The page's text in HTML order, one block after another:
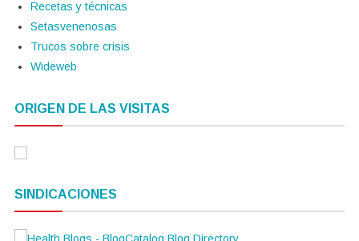
Recetas y técnicas
Setasvenenosas
Trucos sobre crisis
Wideweb
ORIGEN DE LAS VISITAS
SINDICACIONES